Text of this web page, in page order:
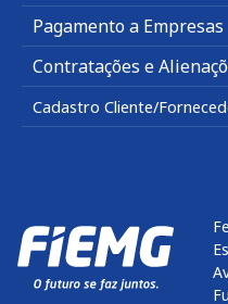
Pagamento a Empresas
Contratações e
Cadastro Cliente/